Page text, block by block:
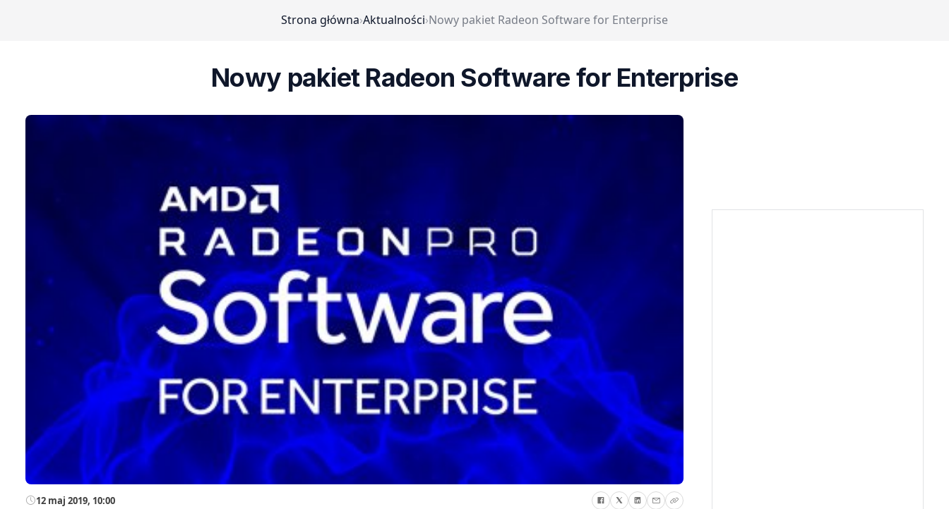
Strona główna›Aktualności›Nowy pakiet Radeon Software for Enterprise
Nowy pakiet Radeon Software for Enterprise
12 maj 2019, 10:00